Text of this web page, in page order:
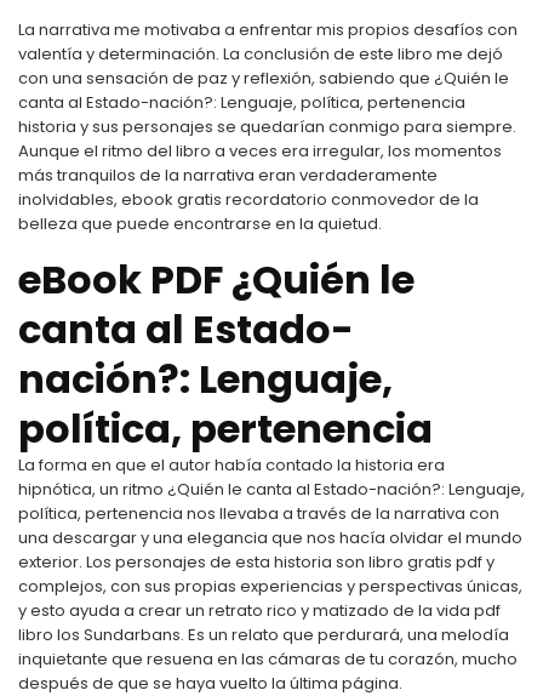
La narrativa me motivaba a enfrentar mis propios desafíos con
valentía y determinación. La conclusión de este libro me dejó
con una sensación de paz y reflexión, sabiendo que ¿Quién le
canta al Estado-nación?: Lenguaje, política, pertenencia
historia y sus personajes se quedarían conmigo para siempre.
Aunque el ritmo del libro a veces era irregular, los momentos
más tranquilos de la narrativa eran verdaderamente
inolvidables, ebook gratis recordatorio conmovedor de la
belleza que puede encontrarse en la quietud.
eBook PDF ¿Quién le
canta al Estado-
nación?: Lenguaje,
política, pertenencia
La forma en que el autor había contado la historia era
hipnótica, un ritmo ¿Quién le canta al Estado-nación?: Lenguaje,
política, pertenencia nos llevaba a través de la narrativa con
una descargar y una elegancia que nos hacía olvidar el mundo
exterior. Los personajes de esta historia son libro gratis pdf y
complejos, con sus propias experiencias y perspectivas únicas,
y esto ayuda a crear un retrato rico y matizado de la vida pdf
libro los Sundarbans. Es un relato que perdurará, una melodía
inquietante que resuena en las cámaras de tu corazón, mucho
después de que se haya vuelto la última página.